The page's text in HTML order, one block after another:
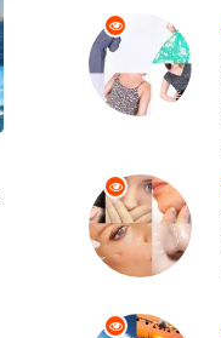
Bilgisayar ve
Yazılım
Güzellik
Bahçe Ev